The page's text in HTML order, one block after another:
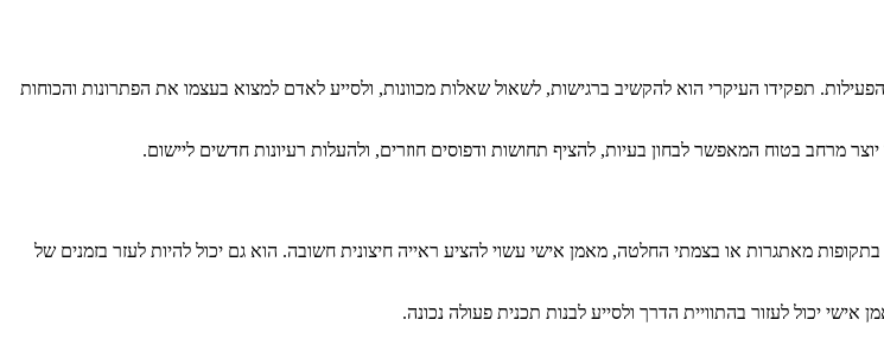
הפעילות. תפקידו העיקרי הוא להקשיב ברגישות, לשאול שאלות מכוונות, ולסייע לאדם למצוא בעצמו את הפתרונות והכוחות
בטוח המאפשר לבחון בעיות, להציף תחושות ודפוסים חוזרים, ולהעלות רעיונות חדשים ליישום.
מאתגרות או בצמתי החלטה, מאמן אישי עשוי להציע ראייה חיצונית חשובה. הוא גם יכול להיות לעזר בזמנים של
יכול לעזור בהתוויית הדרך ולסייע לבנות תכנית פעולה נכונה.